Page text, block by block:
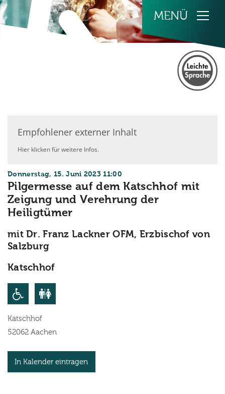
Zum Inhalt springen
Empfohlener externer Inhalt
Hier klicken für weitere Infos.
Donnerstag, 15. Juni 2023 11:00
Pilgermesse auf dem Katschhof mit
Zeigung und Verehrung der
Heiligtümer
mit Dr. Franz Lackner OFM, Erzbischof von
Salzburg
Katschhof
Katschhof
52062 Aachen
In Kalender eintragen